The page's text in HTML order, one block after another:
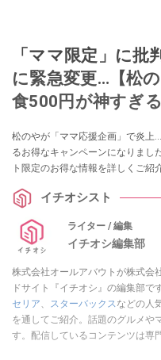
「ママ限定」に批
に緊急変更…【松
食500円が神すぎる
松のやが「ママ応援企画」で炎上
るお得なキャンペーンになりまし
ト限定のお得な情報を詳しくご紹
イチオシスト
ライター / 編集
イチオシ編集部
株式会社オールアバウトが株式会
ドサイト『イチオシ』の編集部です
セリア
スターバックス などの人
を通してご紹介。話題のグルメや
す。配信しているコンテンツは専